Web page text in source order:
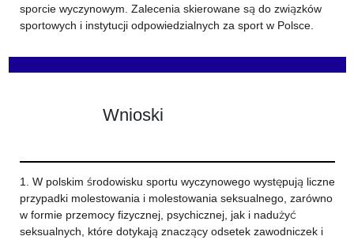
sporcie wyczynowym. Zalecenia skierowane są do związków
sportowych i instytucji odpowiedzialnych za sport w Polsce.
Wnioski
1. W polskim środowisku sportu wyczynowego występują liczne
przypadki molestowania i molestowania seksualnego, zarówno
w formie przemocy fizycznej, psychicznej, jak i nadużyć
seksualnych, które dotykają znaczący odsetek zawodniczek i